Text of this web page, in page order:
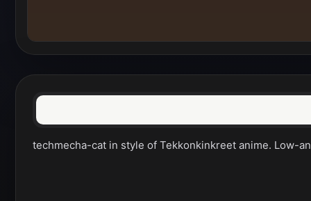
techmecha-cat in style of Tekkonkinkreet anime. Low-